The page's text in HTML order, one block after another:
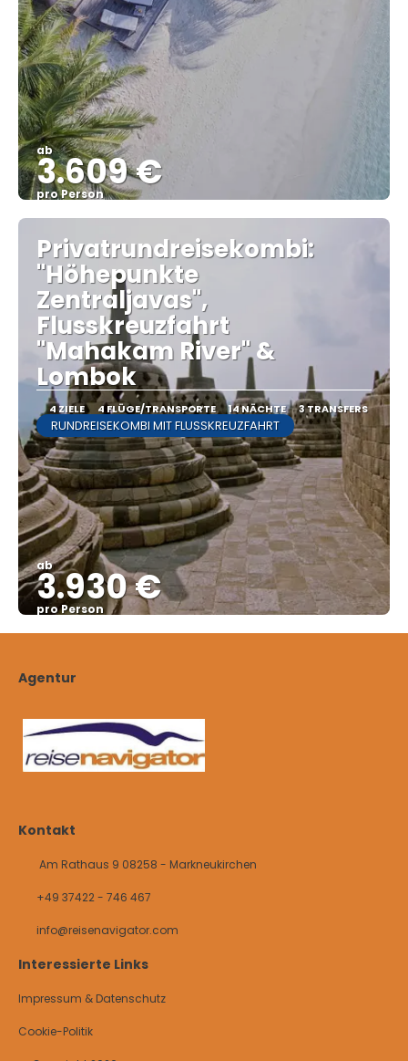
ab
3.609 €
pro Person
Sehen
Privatrundreisekombi:
"Höhepunkte
Zentraljavas",
Flusskreuzfahrt
"Mahakam River" &
Lombok
4 ZIELE 4 FLÜGE/TRANSPORTE 14 NÄCHTE 3 TRANSFERS
RUNDREISEKOMBI MIT FLUSSKREUZFAHRT
ab
3.930 €
pro Person
Sehen
Agentur
Kontakt
Am Rathaus 9 08258 - Markneukirchen
+49 37422 - 746 467
info@reisenavigator.com
Interessierte Links
Impressum & Datenschutz
Cookie-Politik